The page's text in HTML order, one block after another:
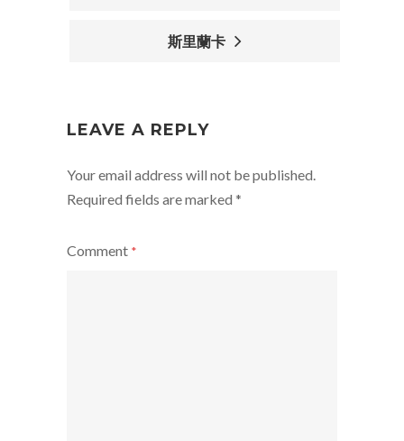
斯里蘭卡
LEAVE A REPLY
Your email address will not be published.
Required fields are marked *
Comment *